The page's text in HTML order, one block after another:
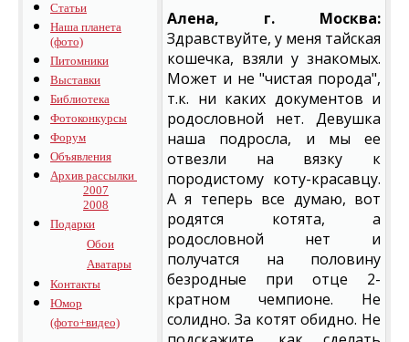
Статьи
Наша планета
(фото)
Питомники
Выставки
Библиотека
Фотоконкурсы
Форум
Объявления
Архив рассылки
2007
2008
Подарки
Обои
Аватары
Контакты
Юмор
(фото+видео)
Алена, г. Москва:
Здравствуйте, у меня тайская
кошечка, взяли у знакомых.
Может и не "чистая порода",
т.к. ни каких документов и
родословной нет. Девушка
наша подросла, и мы ее
отвезли на вязку к
породистому коту-красавцу.
А я теперь все думаю, вот
родятся котята, а
родословной нет и
получатся на половину
безродные при отце 2-
кратном чемпионе. Не
солидно. За котят обидно. Не